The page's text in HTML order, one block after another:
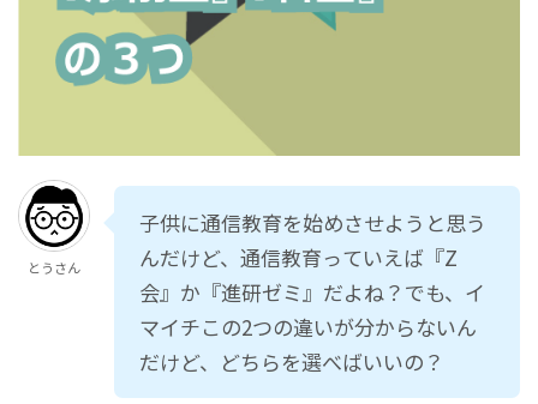
とうさん
子供に通信教育を始めさせようと思う
んだけど、通信教育っていえば『Z
会』か『進研ゼミ』だよね？でも、イ
マイチこの2つの違いが分からないん
だけど、どちらを選べばいいの？